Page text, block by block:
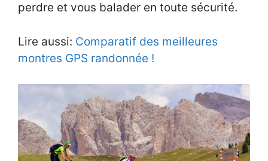
perdre et vous balader en toute sécurité.
Lire aussi: Comparatif des meilleures
montres GPS randonnée !